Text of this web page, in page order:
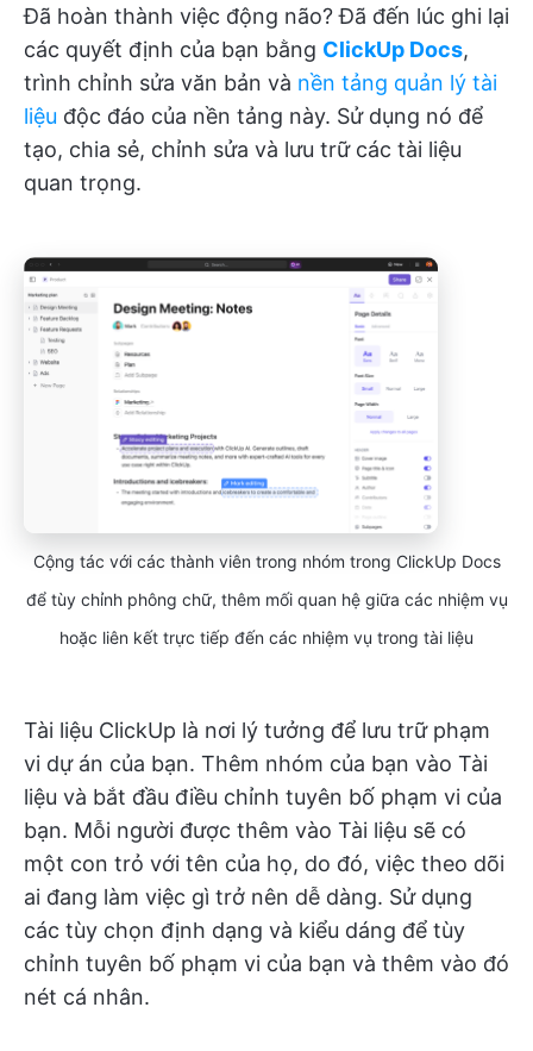
Đã hoàn thành việc động não? Đã đến lúc ghi lại
các quyết định của bạn bằng ClickUp Docs,
trình chỉnh sửa văn bản và nền tảng quản lý tài
liệu độc đáo của nền tảng này. Sử dụng nó để
tạo, chia sẻ, chỉnh sửa và lưu trữ các tài liệu
quan trọng.
Cộng tác với các thành viên trong nhóm trong ClickUp Docs
để tùy chỉnh phông chữ, thêm mối quan hệ giữa các nhiệm vụ
hoặc liên kết trực tiếp đến các nhiệm vụ trong tài liệu
Tài liệu ClickUp là nơi lý tưởng để lưu trữ phạm
vi dự án của bạn. Thêm nhóm của bạn vào Tài
liệu và bắt đầu điều chỉnh tuyên bố phạm vi của
bạn. Mỗi người được thêm vào Tài liệu sẽ có
một con trỏ với tên của họ, do đó, việc theo dõi
ai đang làm việc gì trở nên dễ dàng. Sử dụng
các tùy chọn định dạng và kiểu dáng để tùy
chỉnh tuyên bố phạm vi của bạn và thêm vào đó
nét cá nhân.